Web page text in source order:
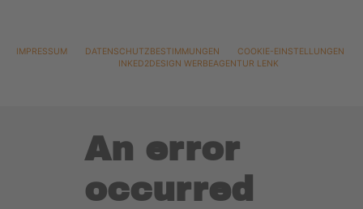
IMPRESSUM DATENSCHUTZBESTIMMUNGEN
COOKIE-EINSTELLUNGEN
INKED2DESIGN WERBEAGENTUR LENK
An error
occurred